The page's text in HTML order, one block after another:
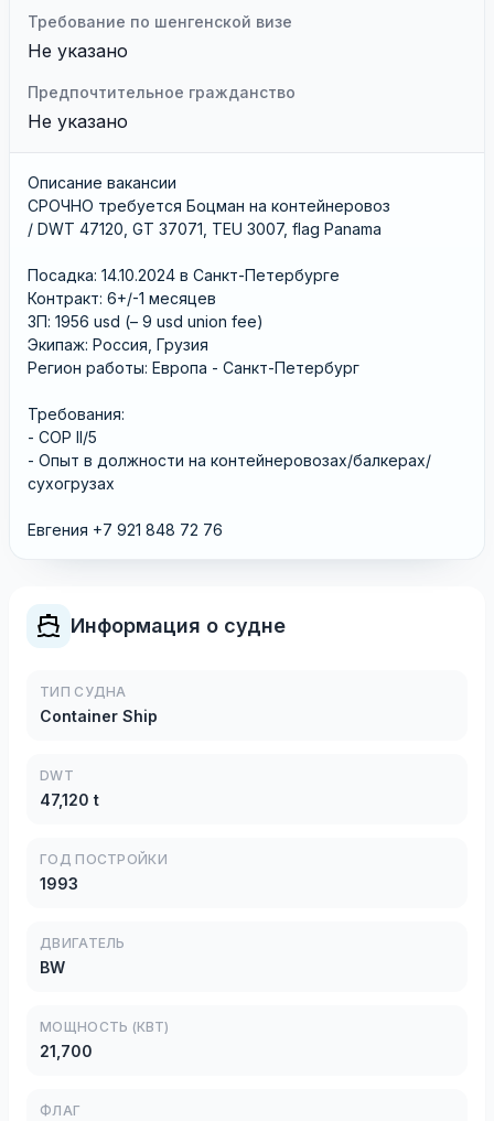
Требование по шенгенской визе
Не указано
Предпочтительное гражданство
Не указано
Описание вакансии
СРОЧНО требуется Боцман на контейнеровоз
/ DWT 47120, GT 37071, TEU 3007, flag Panama
Посадка: 14.10.2024 в Санкт-Петербурге
Контракт: 6+/-1 месяцев
ЗП: 1956 usd (– 9 usd union fee)
Экипаж: Россия, Грузия
Регион работы: Европа - Санкт-Петербург
Требования:
- COP II/5
- Опыт в должности на контейнеровозах/балкерах/
сухогрузах
Евгения +7 921 848 72 76
Информация о судне
ТИП СУДНА
Container Ship
DWT
47,120 t
ГОД ПОСТРОЙКИ
1993
ДВИГАТЕЛЬ
BW
МОЩНОСТЬ (КВТ)
21,700
ФЛАГ